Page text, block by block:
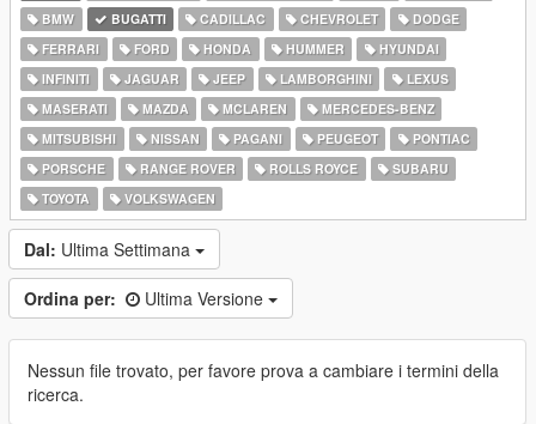
BMW
BUGATTI CADILLAC CHEVROLET
DODGE
FERRARI
FORD HONDA HUMMER
HYUNDAI
INFINITI
JAGUAR JEEP LAMBORGHINI
LEXUS
MASERATI
MAZDA MCLAREN
MERCEDES-BENZ
MITSUBISHI
NISSAN PAGANI PEUGEOT
PONTIAC
PORSCHE
RANGE ROVER ROLLS ROYCE
SUBARU
TOYOTA
VOLKSWAGEN
Dal: Ultima Settimana
Ordina per: Ultima Versione
Nessun file trovato, per favore prova a cambiare i termini della
ricerca.